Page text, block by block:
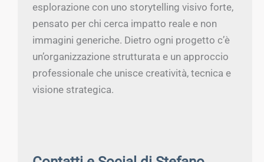
esplorazione con uno storytelling visivo forte,
pensato per chi cerca impatto reale e non
immagini generiche. Dietro ogni progetto c’è
un’organizzazione strutturata e un approccio
professionale che unisce creatività, tecnica e
visione strategica.